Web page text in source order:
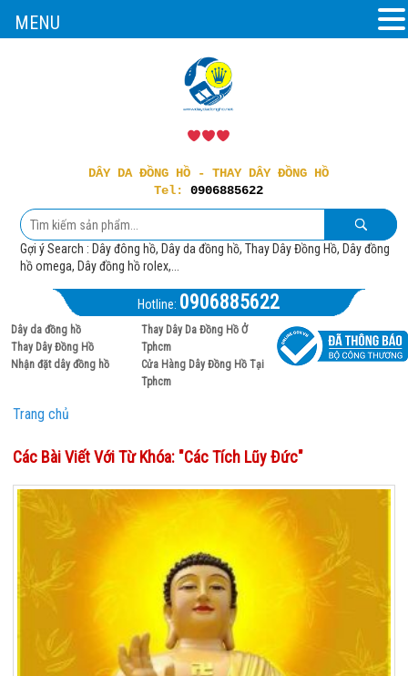
DÂY DA ĐỒNG HỒ - THAY DÂY ĐỒNG HỒ
Tel: 0906885622
Gợi ý Search : Dây đông hồ, Dây da đồng hồ, Thay Dây Đồng Hồ, Dây đồng
hồ omega, Dây đồng hồ rolex,...
Hotline: 0906885622
Dây da đồng hồ
Thay Dây Đồng Hồ
Nhận đặt dây đồng hồ
Thay Dây Da Đồng Hồ Ở
Tphcm
Cửa Hàng Dây Đồng Hồ Tại
Tphcm
Trang chủ
Các Bài Viết Với Từ Khóa: "các Tích Lũy Đức"
MENU